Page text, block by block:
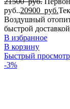
руб..20900 руб.
Воздушный
быстрой
В избранное
В корзину
Быстрый просмотр
-3%